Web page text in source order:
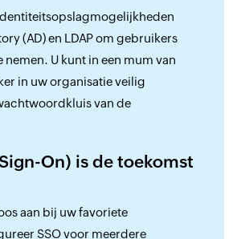
(AD) en LDAP om gebruikers
U kunt in een mum van
in uw organisatie veilig
van de
On) is de toekomst
aan bij uw favoriete
SSO voor meerdere